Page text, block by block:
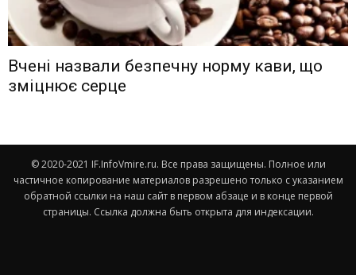
Вчені назвали безпечну норму кави, що
зміцнює серце
© 2020-2021 IF.InfoVmire.ru. Все права защищены. Полное или
частичное копирование материалов разрешено только с указанием
обратной ссылки на наш сайт в первом абзаце и в конце первой
страницы. Ссылка должна быть открыта для индексации.